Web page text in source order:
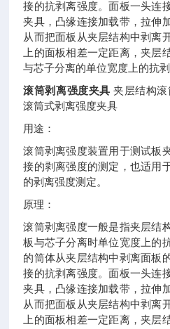
接的抗剥离强度。面板一头连
夹具，凸缘连接加载带，拉伸
从而把面板从夹层结构中剥离
上的面板相差一定距离，夹层
与芯子分离的单位宽度上的抗剥
滚筒剥离强度夹具 夹层结构
滚筒式剥离强度夹具
用途：
滚筒剥离强度装置用于测试板
接的剥离强度的测定，也适用
的剥离强度测定。
原理：
滚筒剥离强度一般是指夹层结
板与芯子分离时单位宽度上的
的筒体从夹层结构中剥离面板
接的抗剥离强度。面板一头连
夹具，凸缘连接加载带，拉伸
从而把面板从夹层结构中剥离
上的面板相差一定距离，夹层